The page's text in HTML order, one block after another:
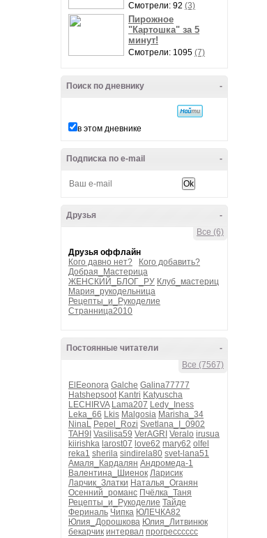
Смотрели: 92 (3)
Пирожное
"Картошка" за 5
минут!
Смотрели: 1095 (7)
-
Поиск по дневнику
в этом дневнике
-
Подписка по e-mail
-
Друзья
Все (6)
Друзья оффлайн
Кого давно нет?
Кого добавить?
Добрая_Мастерица
ЖЕНСКИЙ_БЛОГ_РУ Клуб_мастериц
Мария_рукодельница
Рецепты_и_Рукоделие
Странница2010
-
Постоянные читатели
Все (7567)
ElEeonora Galche Galina77777
Hatshepsoot Kantri Katyuscha
LECHIRVA Lama207 Ledy_Iness
Leka_66 Lkis Malgosia Marisha_34
NinaL Pepel_Rozi Svetlana_I_0902
TAH9I Vasilisa59 VerAGRI Veralo irusua
kiirishka larost07 love62 mary62 olfel
reka1 sherila sindirela80 svet-lana51
Амаля_Кардалян Андромеда-1
Валентина_Шиенок Ларисик
Ларчик_Златки Наталья_Оганян
Осенний_романс Пчёлка_Таня
Рецепты_и_Рукоделие Тайде
Фериналь Чипка ЮЛЕЧКА82
Юлия_Дорошкова Юлия_Литвинюк
бекарчик интервал прогресссссс